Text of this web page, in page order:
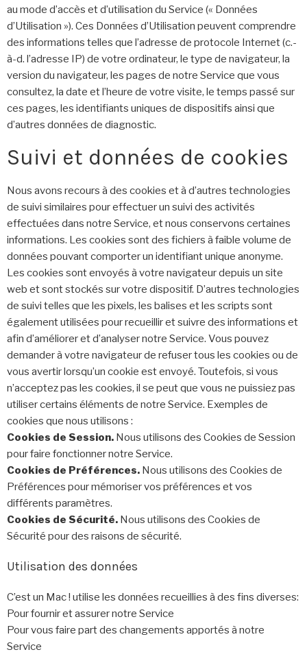
au mode d’accès et d’utilisation du Service (« Données
d’Utilisation »). Ces Données d’Utilisation peuvent comprendre
des informations telles que l’adresse de protocole Internet (c.-
à-d. l’adresse IP) de votre ordinateur, le type de navigateur, la
version du navigateur, les pages de notre Service que vous
consultez, la date et l’heure de votre visite, le temps passé sur
ces pages, les identifiants uniques de dispositifs ainsi que
d’autres données de diagnostic.
Suivi et données de cookies
Nous avons recours à des cookies et à d’autres technologies
de suivi similaires pour effectuer un suivi des activités
effectuées dans notre Service, et nous conservons certaines
informations. Les cookies sont des fichiers à faible volume de
données pouvant comporter un identifiant unique anonyme.
Les cookies sont envoyés à votre navigateur depuis un site
web et sont stockés sur votre dispositif. D’autres technologies
de suivi telles que les pixels, les balises et les scripts sont
également utilisées pour recueillir et suivre des informations et
afin d’améliorer et d’analyser notre Service. Vous pouvez
demander à votre navigateur de refuser tous les cookies ou de
vous avertir lorsqu’un cookie est envoyé. Toutefois, si vous
n’acceptez pas les cookies, il se peut que vous ne puissiez pas
utiliser certains éléments de notre Service. Exemples de
cookies que nous utilisons :
Cookies de Session. Nous utilisons des Cookies de Session
pour faire fonctionner notre Service.
Cookies de Préférences. Nous utilisons des Cookies de
Préférences pour mémoriser vos préférences et vos
différents paramètres.
Cookies de Sécurité. Nous utilisons des Cookies de
Sécurité pour des raisons de sécurité.
Utilisation des données
C’est un Mac ! utilise les données recueillies à des fins diverses:
Pour fournir et assurer notre Service
Pour vous faire part des changements apportés à notre
Service